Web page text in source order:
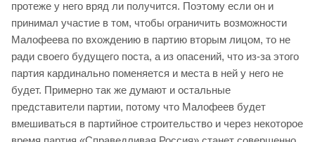
протеже у него вряд ли получится. Поэтому если он и
принимал участие в том, чтобы ограничить возможности
Малофеева по вхождению в партию вторым лицом, то не
ради своего будущего поста, а из опасений, что из-за этого
партия кардинально поменяется и места в ней у него не
будет. Примерно так же думают и остальные
представители партии, потому что Малофеев будет
вмешиваться в партийное строительство и через некоторое